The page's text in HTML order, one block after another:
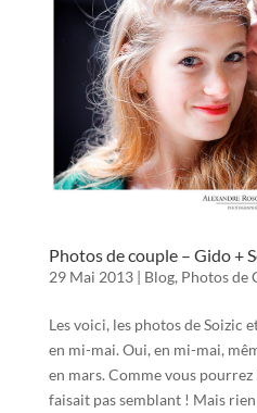
Photos de couple – Gido +
29 Mai 2013| Blog, Photos de
Les voici, les photos de Soizic
en mi-mai. Oui, en mi-mai,
en mars. Comme vous
faisait pas semblant ! Mais rien